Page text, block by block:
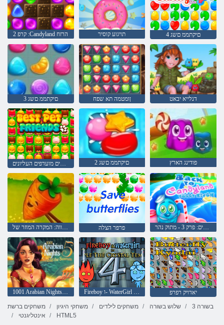
2 קרפ :Candyland הרזח תויגוע קוסיר 4 םיקתממ םשג
3 םיקתממ םשג ןומטמה תא שפח דנלייא יבאט
2 םיקתממ םשג פודינג הארץ
החווה: המקרה המוזר של פרפר הצלה לחזור לארץ הממתקים: פרק 3 - מתוק נהר
1001 Arabian Nights 5: ןמיס דבניס Fireboy ו- WaterGirl 4: Temple Crystal
יאדויק רפרפ
משחקים ברשת
משחקי היגיון משחקים לילדים שלוש בשורה
3 בשורה
אינטליגנטי
HTML5